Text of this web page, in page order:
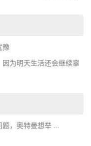
豫
为明天生活还会继续辜
，奥特曼想举 ...